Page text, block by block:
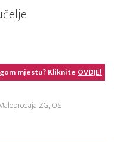
mjestu? KlikniteOVDJE!
ZG, OS